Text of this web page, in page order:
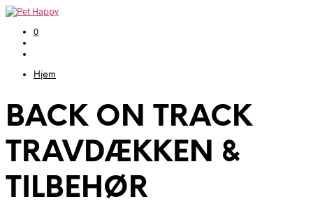
0
Hjem
BACK ON TRACK
TRAVDÆKKEN &
TILBEHØR